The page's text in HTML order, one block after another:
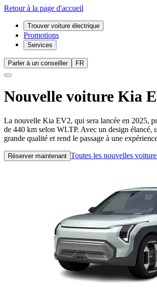
Retour à la page d'accueil
Trouver voiture électrique
Promotions
Services
Parler à un conseiller FR
Nouvelle voiture Kia
La nouvelle Kia EV2, qui sera lancée en 2025,
de 440 km selon WLTP. Avec un design élancé,
grande qualité et rend le passage à une
Réserver maintenant Toutes les nouvelles